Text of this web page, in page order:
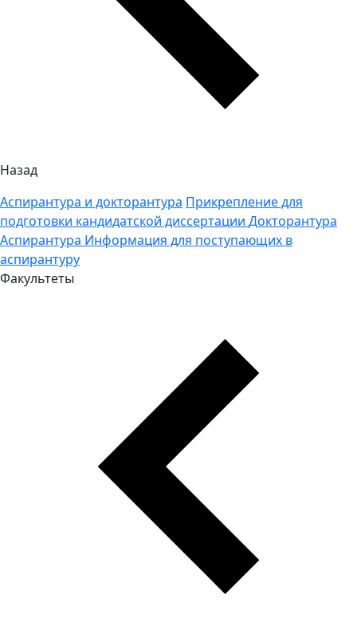
Назад
Аспирантура и докторантура Прикрепление для
подготовки кандидатской диссертации Докторантура
Аспирантура Информация для поступающих в
аспирантуру
Факультеты